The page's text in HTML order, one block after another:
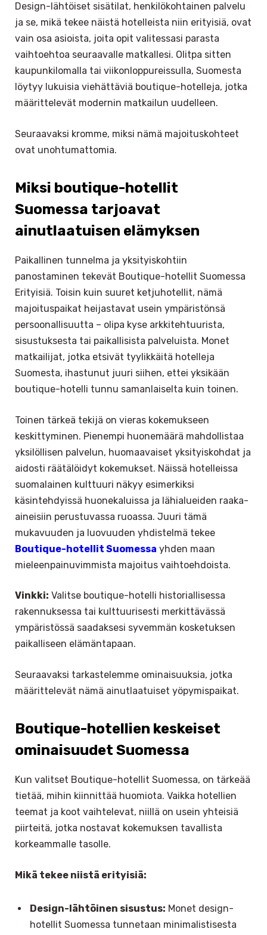
Design-lähtöiset sisätilat, henkilökohtainen palvelu
ja se, mikä tekee näistä hotelleista niin erityisiä, ovat
vain osa asioista, joita opit valitessasi parasta
vaihtoehtoa seuraavalle matkallesi. Olitpa sitten
kaupunkilomalla tai viikonloppureissulla, Suomesta
löytyy lukuisia viehättäviä boutique-hotelleja, jotka
määrittelevät modernin matkailun uudelleen.
Seuraavaksi kromme, miksi nämä majoituskohteet
ovat unohtumattomia.
Miksi boutique-hotellit
Suomessa tarjoavat
ainutlaatuisen elämyksen
Paikallinen tunnelma ja yksityiskohtiin
panostaminen tekevät Boutique-hotellit Suomessa
Erityisiä. Toisin kuin suuret ketjuhotellit, nämä
majoituspaikat heijastavat usein ympäristönsä
persoonallisuutta – olipa kyse arkkitehtuurista,
sisustuksesta tai paikallisista palveluista. Monet
matkailijat, jotka etsivät tyylikkäitä hotelleja
Suomesta, ihastunut juuri siihen, ettei yksikään
boutique-hotelli tunnu samanlaiselta kuin toinen.
Toinen tärkeä tekijä on vieras kokemukseen
keskittyminen. Pienempi huonemäärä mahdollistaa
yksilöllisen palvelun, huomaavaiset yksityiskohdat ja
aidosti räätälöidyt kokemukset. Näissä hotelleissa
suomalainen kulttuuri näkyy esimerkiksi
käsintehdyissä huonekaluissa ja lähialueiden raaka-
aineisiin perustuvassa ruoassa. Juuri tämä
mukavuuden ja luovuuden yhdistelmä tekee
Boutique-hotellit Suomessa yhden maan
mieleenpainuvimmista majoitus vaihtoehdoista.
Vinkki: Valitse boutique-hotelli historiallisessa
rakennuksessa tai kulttuurisesti merkittävässä
ympäristössä saadaksesi syvemmän kosketuksen
paikalliseen elämäntapaan.
Seuraavaksi tarkastelemme ominaisuuksia, jotka
määrittelevät nämä ainutlaatuiset yöpymispaikat.
Boutique-hotellien keskeiset
ominaisuudet Suomessa
Kun valitset Boutique-hotellit Suomessa, on tärkeää
tietää, mihin kiinnittää huomiota. Vaikka hotellien
teemat ja koot vaihtelevat, niillä on usein yhteisiä
piirteitä, jotka nostavat kokemuksen tavallista
korkeammalle tasolle.
Mikä tekee niistä erityisiä:
Design-lähtöinen sisustus: Monet design-
hotellit Suomessa tunnetaan minimalistisesta